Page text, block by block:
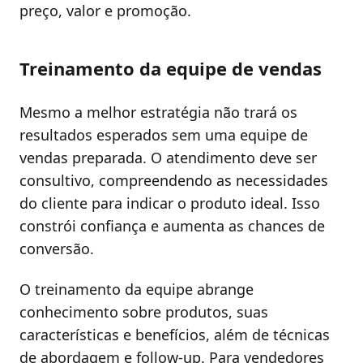
preço, valor e promoção.
Treinamento da equipe de vendas
Mesmo a melhor estratégia não trará os
resultados esperados sem uma equipe de
vendas preparada. O atendimento deve ser
consultivo, compreendendo as necessidades
do cliente para indicar o produto ideal. Isso
constrói confiança e aumenta as chances de
conversão.
O treinamento da equipe abrange
conhecimento sobre produtos, suas
características e benefícios, além de técnicas
de abordagem e follow-up. Para vendedores